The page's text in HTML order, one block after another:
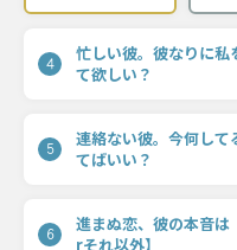
4
忙しい彼。彼なりに
て欲しい？
5
連絡ない彼。今何し
てばいい？
6
進まぬ恋、彼の本音
rそれ以外】